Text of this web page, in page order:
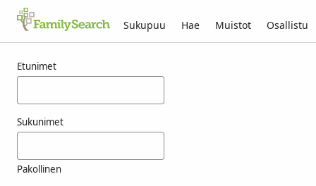
Sukupuu Hae Muistot Osallistu
Etunimet
Sukunimet
Pakollinen